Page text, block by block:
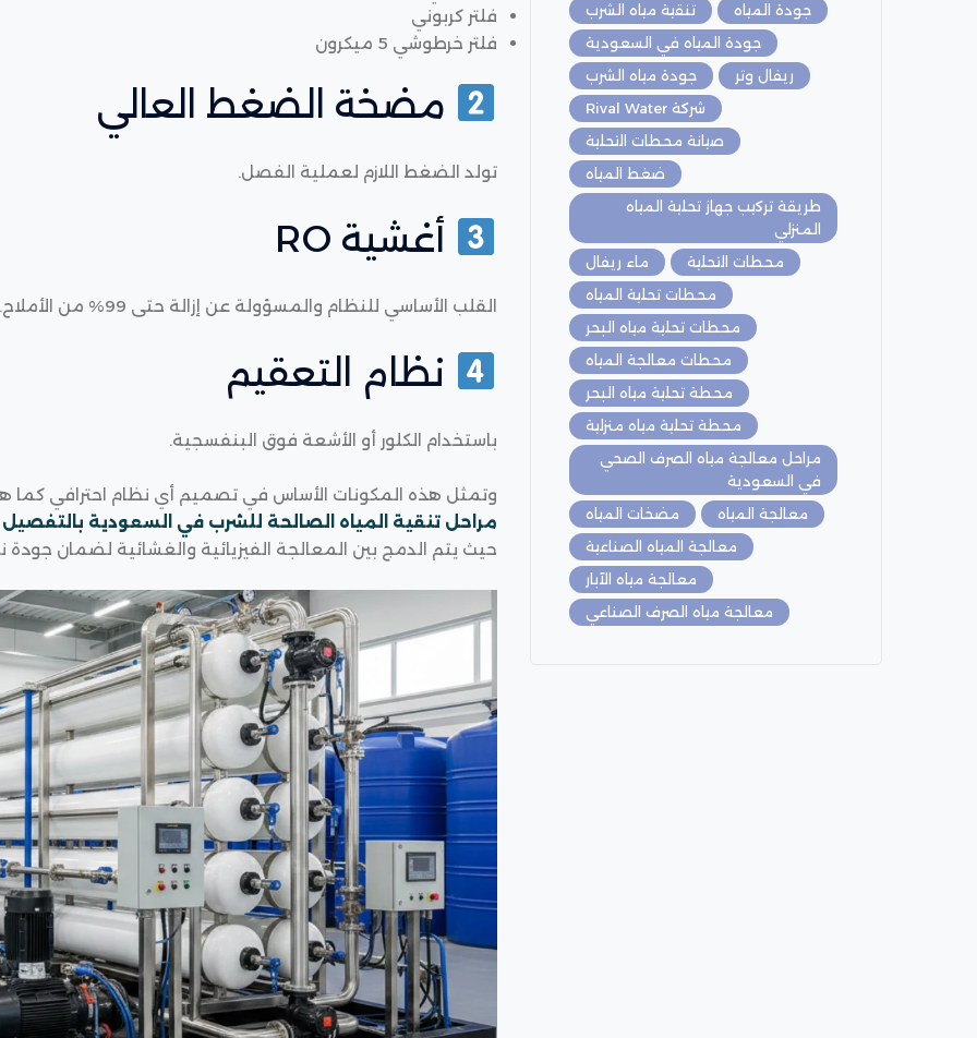
فلتر كربوني
فلتر خرطوشي 5 ميكرون
مضخة الضغط العالي
تولد الضغط اللازم لعملية الفصل.
أغشية RO
القلب الأساسي للنظام والمسؤولة عن إزالة حتى 99% من الأملاح.
نظام التعقيم
باستخدام الكلور أو الأشعة فوق البنفسجية.
وتمثل هذه المكونات الأساس في تصميم أي نظام احترافي
مراحل تنقية المياه الصالحة للشرب في السعودية بالتفصيل
حيث يتم الدمج بين المعالجة الفيزيائية والغشائية لضمان جودة
تنقية مياه الشرب
جودة المياه
جودة المياه في السعودية
جودة مياه الشرب
ريفال وتر
شركة Rival Water
صيانة محطات التحلية
ضغط المياه
طريقة تركيب جهاز تحلية المياه
المنزلي
ماء ريفال
محطات التحلية
محطات تحلية المياه
محطات تحلية مياه البحر
محطات معالجة المياه
محطة تحلية مياه البحر
محطة تحلية مياه منزلية
مراحل معالجة مياه الصرف الصحي
في السعودية
مضخات المياه
معالجة المياه
معالجة المياه الصناعية
معالجة مياه الآبار
معالجة مياه الصرف الصناعي